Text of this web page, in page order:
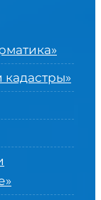
кадастры»